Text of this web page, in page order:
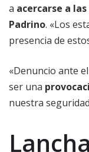
a acercarse a
Padrino. «Los
presencia de
«Denuncio ante
ser una
nuestra